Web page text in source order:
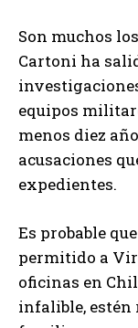
Son muchos
Cartoni ha
equipos
menos diez
acusaciones
expedientes.
Es probable
permitido a
oficinas en
infalible, estén